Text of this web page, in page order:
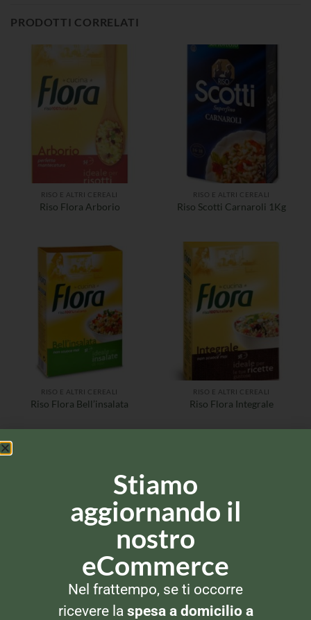
PRODOTTI CORRELATI
RISO E ALTRI CEREALI
Riso Flora Arborio
RISO E ALTRI CEREALI
Riso Scotti Carnaroli 1Kg
RISO E ALTRI CEREALI
Riso Flora Bell’insalata
RISO E ALTRI CEREALI
Riso Flora Integrale
RISO E ALTRI CEREALI RISO E ALTRI CEREALI
Stiamo
aggiornando il
nostro
eCommerce
Nel frattempo, se ti occorre
ricevere la spesa a domicilio a